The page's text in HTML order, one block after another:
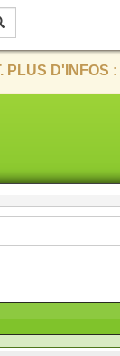
PLUS D'INFOS :